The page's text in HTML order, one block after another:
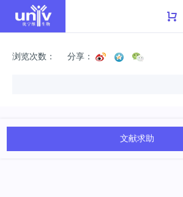
浏览次数： 分享：
文献求助